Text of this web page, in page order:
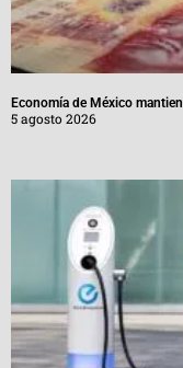
Economía de México
5 agosto 2026